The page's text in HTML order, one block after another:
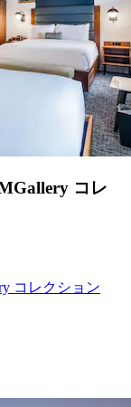
コレ
コレクション